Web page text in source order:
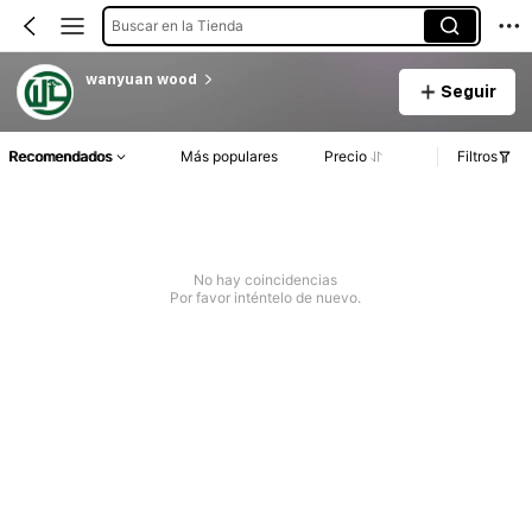
Buscar en la Tienda
wanyuan wood
Seguir
Recomendados Más populares Precio Filtros
No hay coincidencias
Por favor inténtelo de nuevo.